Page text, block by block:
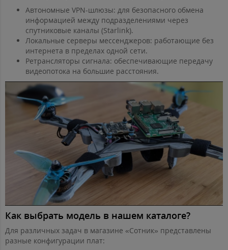
Автономные VPN-шлюзы: для безопасного обмена
информацией между подразделениями через
спутниковые каналы (Starlink).
Локальные серверы мессенджеров: работающие без
интернета в пределах одной сети.
Ретрансляторы сигнала: обеспечивающие передачу
видеопотока на большие расстояния.
Как выбрать модель в нашем каталоге?
Для различных задач в магазине «Сотник» представлены
разные конфигурации плат: